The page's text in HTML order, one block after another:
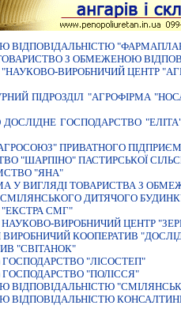
ВIДПОВIДАЛЬНIСТЮ
З ОБМЕЖЕНОЮ
ВИРОБНИЧИЙ ЦЕНТР
ПІДРОЗДІЛ "АГРОФІРМА
ГОСПОДАРСТВО
ПРИВАТНОГО
"ШАРПIНО" ПАСТИРСЬКОЇ
"ЯНА"
У ВИГЛЯДI ТОВАРИСТВА З
ДИТЯЧОГО
СМГ"
ВИРОБНИЧИЙ ЦЕНТР
КООПЕРАТИВ
"СВІТАНОК"
"ЛІСОСТЕП"
"ПОЛІССЯ"
ВIДПОВIДАЛЬНIСТЮ
ВIДПОВIДАЛЬНIСТЮ